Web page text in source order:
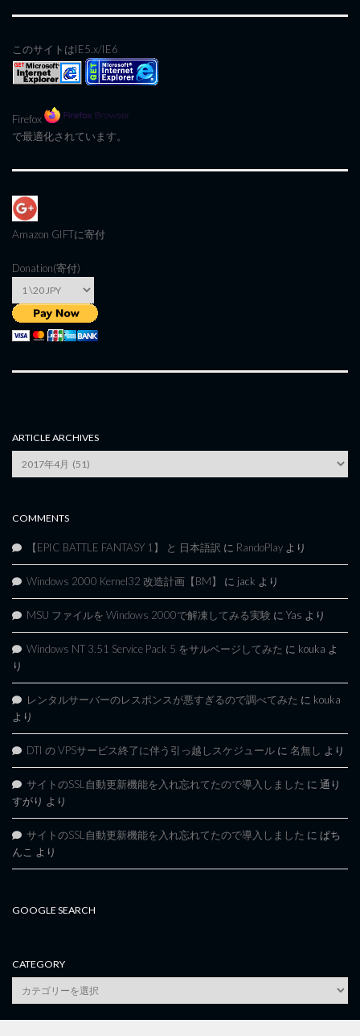
このサイトはIE5.x/IE6
Firefox
で最適化されています。
Amazon GIFTに寄付
Donation(寄付)
ARTICLE ARCHIVES
Article
Archives
COMMENTS
【EPIC BATTLE FANTASY 1】 と 日本語訳 に RandoPlay より
Windows 2000 Kernel32 改造計画【BM】 に jack より
MSU ファイルを Windows 2000で解凍してみる実験 に Yas より
Windows NT 3.51 Service Pack 5 をサルベージしてみた に kouka よ
り
レンタルサーバーのレスポンスが悪すぎるので調べてみた に kouka
より
DTI の VPSサービス終了に伴う引っ越しスケジュール に 名無し より
サイトのSSL自動更新機能を入れ忘れてたので導入しました に 通り
すがり より
サイトのSSL自動更新機能を入れ忘れてたので導入しました に ぱち
んこ より
GOOGLE SEARCH
CATEGORY
category